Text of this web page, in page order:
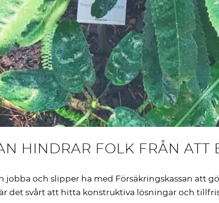
HINDRAR FOLK FRÅN ATT
jobba och slipper ha med Försäkringskassan att
det svårt att hitta konstruktiva lösningar och